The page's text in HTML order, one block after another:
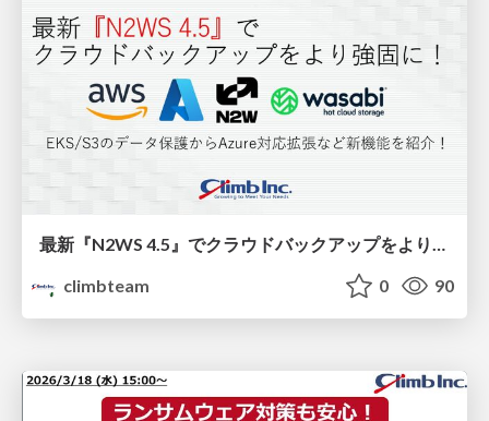
最新『N2WS 4.5』でクラウドバックアップをより強固に！EKS/S3のデータ保護からAzure対応拡張など新機能を紹介！
climbteam
0 90